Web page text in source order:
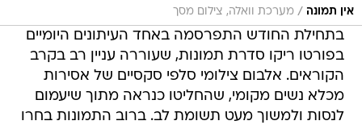
אין תמונה / מערכת וואלה, צילום מסך
בתחילת החודש התפרסמה באחד העיתונים היומיים
בפורטו ריקו סדרת תמונות, שעוררה עניין רב בקרב
הקוראים. אלבום צילומי סלפי סקסיים של אסירות
מכלא נשים מקומי, שהחליטו כנראה מתוך שיעמום
לנסות ולמשוך מעט תשומת לב. ברוב התמונות בחרו